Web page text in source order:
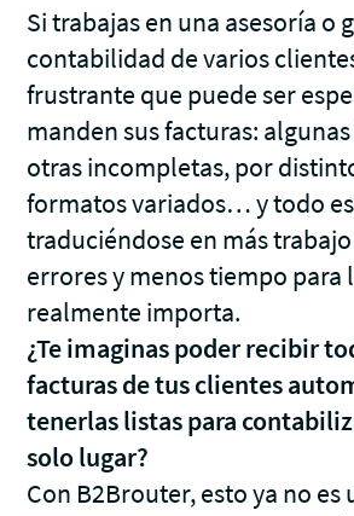
Si trabajas en una asesoría o
contabilidad de varios
frustrante que puede ser
manden sus facturas:
otras incompletas, por
formatos variados… y todo
traduciéndose en más
errores y menos tiempo para
realmente importa.
¿Te imaginas poder recibir
facturas de tus clientes
tenerlas listas para
solo lugar?
Con B2Brouter, esto ya no es